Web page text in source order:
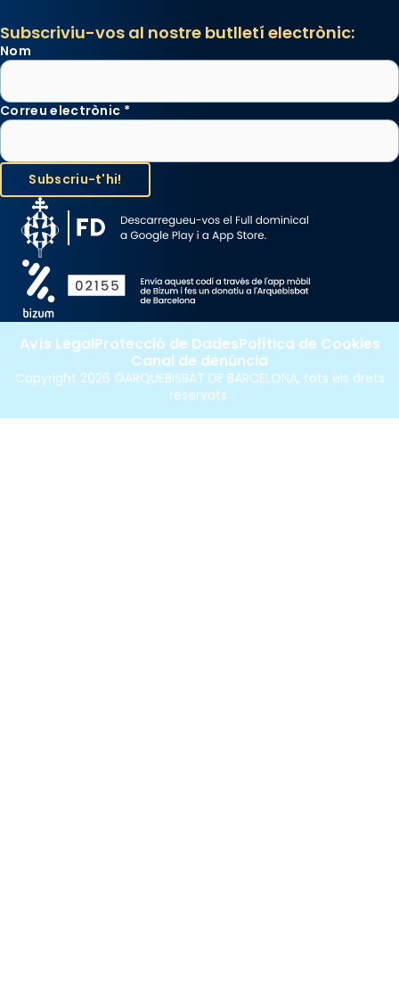
Subscriviu-vos al nostre butlletí electrònic:
Nom
Correu electrònic *
Copyright 2026 ©ARQUEBISBAT DE BARCELONA, tots els drets
reservats.
Avís LegalProtecció de DadesPolítica de Cookies
Canal de denúncia